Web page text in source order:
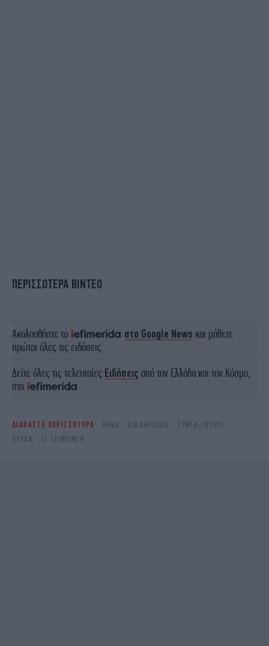
ΠΕΡΙΣΣΟΤΕΡΑ ΒΙΝΤΕΟ
Ακολουθήστε το στο Google News και μάθετε
πρώτοι όλες τις ειδήσεις
Δείτε όλες τις τελευταίες Ειδήσεις από την Ελλάδα και τον Κόσμο,
στο
ΔΙΑΒΑΣΤΕ ΠΕΡΙΣΣΟΤΕΡΑ ΚΊΝΑ ΔΙΑΔΗΛΏΣΕΙΣ
ΣΥΝΤΑΞΙΟΥΧΟΙ
ΟΥΧΆΝ
ΣΙ ΤΖΙΝΠΊΝΓΚ